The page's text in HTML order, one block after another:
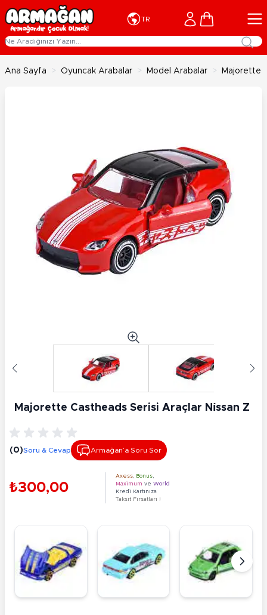
İçeriğe geç
TR Cart
Ana Sayfa > Oyuncak Arabalar > Model Arabalar > Majorette
Majorette Castheads Serisi Araçlar Ni̇ssan Z
(0)Soru & Cevap Armağan’a Soru Sor
₺300,00
Axess Bonus
Maximum ve World
Kredi Kartınıza
Taksit Fırsatları !